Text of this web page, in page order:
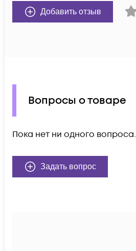
Добавить отзыв
Вопросы о товаре
Пока нет ни одного вопроса.
Задать вопрос